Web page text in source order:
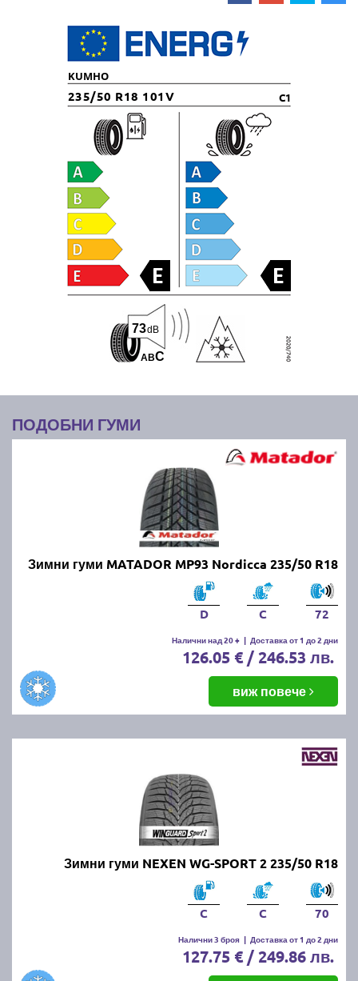
KUMHO
235/50 R18 101V C1
ABC
73dB
ПОДОБНИ ГУМИ
Зимни гуми MATADOR MP93 Nordicca 235/50 R18
D C 72
Налични над 20 + | Доставка от 1 до 2 дни
126.05 € / 246.53 лв.
виж повече
Зимни гуми NEXEN WG-SPORT 2 235/50 R18
C C 70
Налични 3 броя | Доставка от 1 до 2 дни
127.75 € / 249.86 лв.